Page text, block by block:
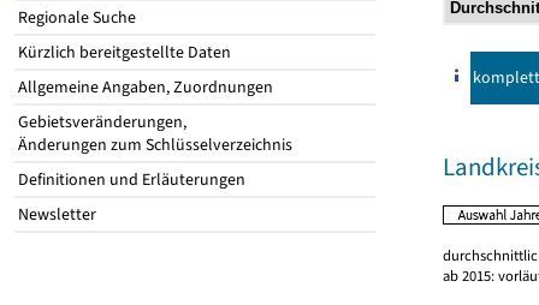
Regionale Suche
Kürzlich bereitgestellte Daten
Allgemeine Angaben, Zuordnungen
Gebietsveränderungen,
Änderungen zum Schlüsselverzeichnis
Definitionen und Erläuterungen
Newsletter
komplett
ab 2015: